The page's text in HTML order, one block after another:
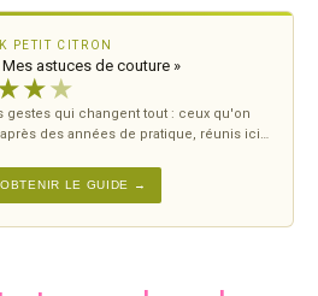
PETIT CITRON
astuces de couture »
★★
gestes qui changent tout : ceux qu'on
des années de pratique, réunis ici
OBTENIR LE GUIDE →